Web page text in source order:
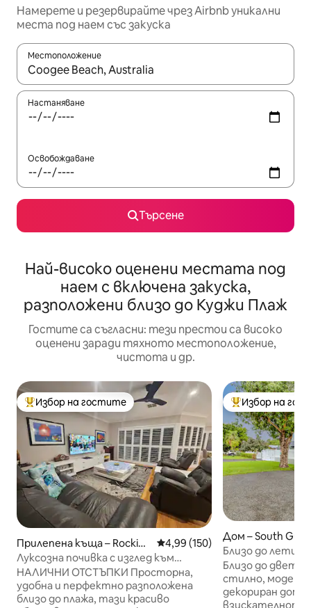
Намерете и резервирайте чрез Airbnb уникални
места под наем със закуска
Местоположение
Когато резултатите се покажат, използвайте
Настаняване
Освобождаване
Търсене
Най-високо оценени местата под
наем с включена закуска,
разположени близо до Куджи Плаж
Гостите са съгласни: тези престои са високо
оценени заради тяхното местоположение,
чистота и др.
Най-популярен избор на гостите
Избор на гостите
Прилепена къща – Rocking
ham
Средна оценка: 4,99 от 5,
4,99 (150)
Луксозна почивка с изглед към
океана, залези и разходки по плажа.
НАЛИЧНИ ОТСТЪПКИ Просторна,
удобна и перфектно разположена
близо до плажа, тази красиво
Най-популярен
Избор на
Дом – South
Близо до
добре дошли
Близо до
стилно,
декориран дом е
взискателното